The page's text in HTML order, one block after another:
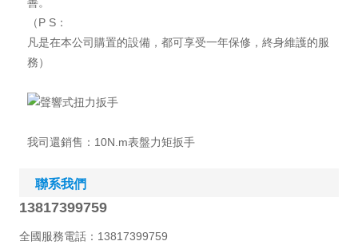
（P S：
凡是在本公司購置的設備，都可享受一年保修，終身維護的服
務）
我司還銷售： 10N.m表盤力矩扳手
聯系我們
13817399759
全國服務電話：13817399759